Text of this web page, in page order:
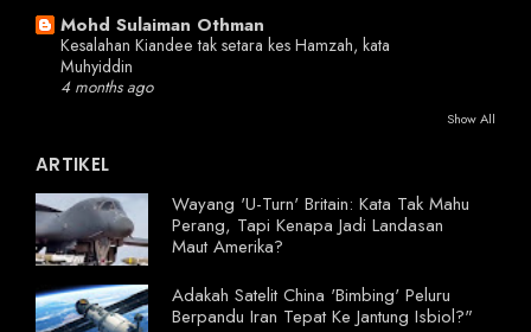
Mohd Sulaiman Othman
Kesalahan Kiandee tak setara kes Hamzah, kata
Muhyiddin
4 months ago
Show All
ARTIKEL
Wayang 'U-Turn' Britain: Kata Tak Mahu
Perang, Tapi Kenapa Jadi Landasan
Maut Amerika?
Adakah Satelit China 'Bimbing' Peluru
Berpandu Iran Tepat Ke Jantung Isbiol?"